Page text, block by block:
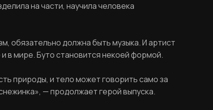
на части, научила человека
обязательно должна быть музыка. И артист
в мире. Буто становится некоей формой.
природы, и тело может говорить само за
— продолжает герой выпуска.